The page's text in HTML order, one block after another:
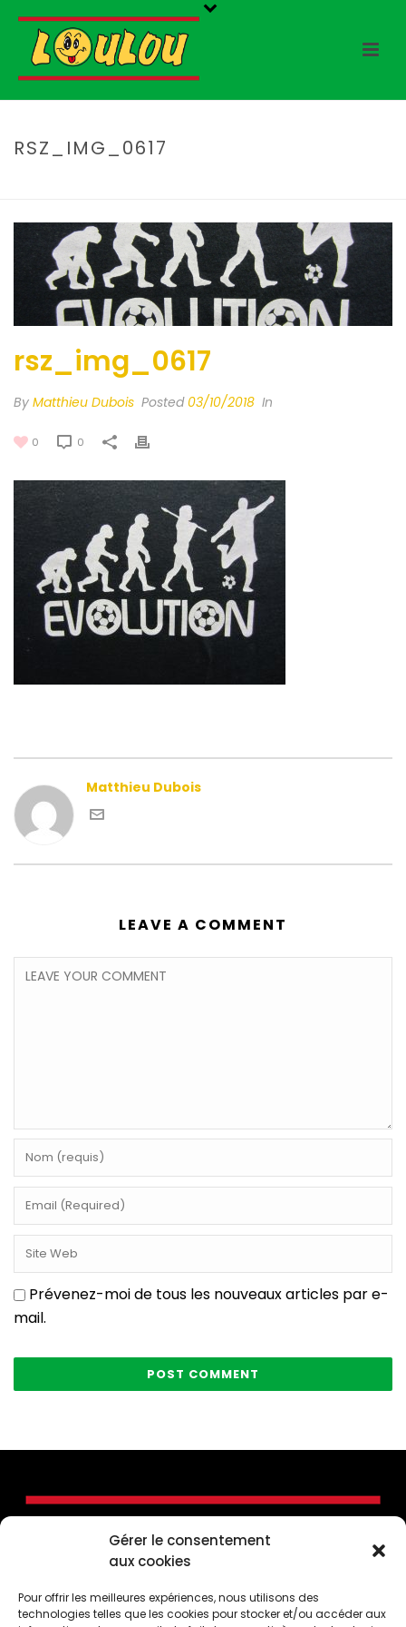
Gérer le consentement
aux cookies
Pour offrir les meilleures expériences, nous utilisons des
technologies telles que les cookies pour stocker et/ou accéder aux
RSZ_IMG_0617
rsz_img_0617
By Matthieu Dubois Posted03/10/2018 In
0 0
Matthieu Dubois
LEAVE A COMMENT
Prévenez-moi de tous les nouveaux articles par e-
mail.